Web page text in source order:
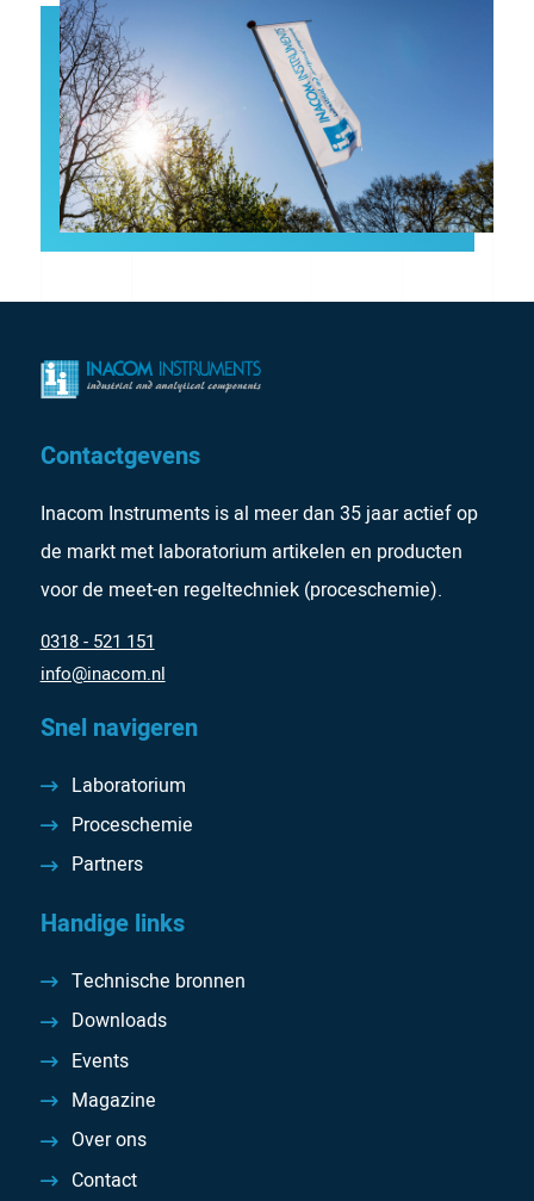
Contactgevens
Inacom Instruments is al meer dan 35 jaar actief op
de markt met laboratorium artikelen en producten
voor de meet-en regeltechniek (proceschemie).
0318 - 521 151
info@inacom.nl
Snel navigeren
Laboratorium
Proceschemie
Partners
Handige links
Technische bronnen
Downloads
Events
Magazine
Over ons
Contact